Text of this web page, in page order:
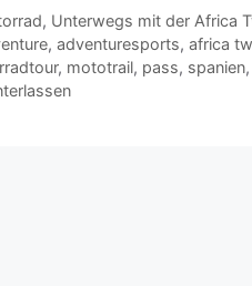
at
s
A
g
g
p
y
e
gr
, Unterwegs mit der Africa
,adventuresports,africa
, mototrail, pass, spanien,